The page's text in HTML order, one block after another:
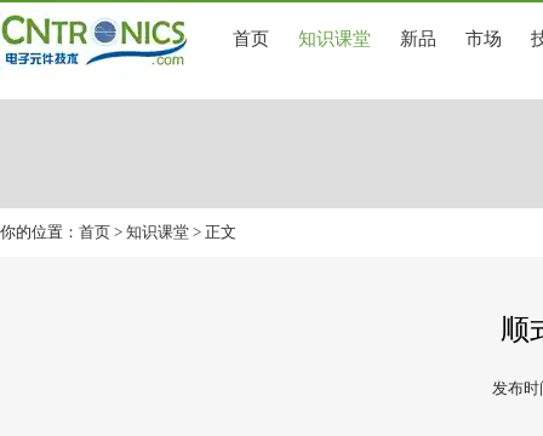
首页 知识课堂 新品 市场
你的位置： 首页 > 知识课堂 > 正文
顺
发布时